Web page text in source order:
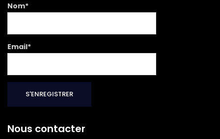
Nom*
Email*
Nous contacter